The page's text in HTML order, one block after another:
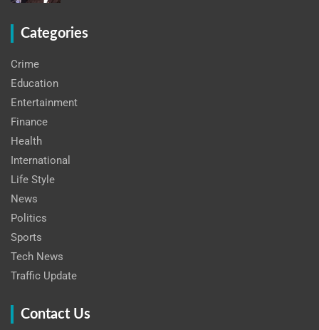
Categories
Crime
Education
Entertainment
Finance
Health
International
Life Style
News
Politics
Sports
Tech News
Traffic Update
Contact Us